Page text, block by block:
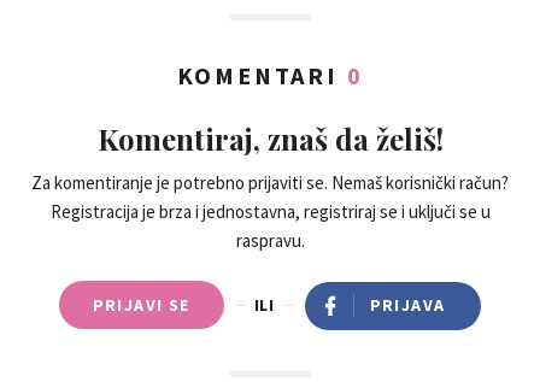
KOMENTARI 0
Komentiraj, znaš da želiš!
Za komentiranje je potrebno prijaviti se. Nemaš korisnički račun?
Registracija je brza i jednostavna, registriraj se i uključi se u
raspravu.
PRIJAVI SE ILI PRIJAVA